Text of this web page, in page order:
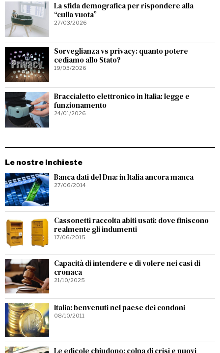
La sfida demografica per rispondere alla
“culla vuota”
27/03/2026
Sorveglianza vs privacy: quanto potere
cediamo allo Stato?
19/03/2026
Braccialetto elettronico in Italia: legge e
funzionamento
24/01/2026
Le nostre Inchieste
Banca dati del Dna: in Italia ancora manca
27/06/2014
Cassonetti raccolta abiti usati: dove finiscono
realmente gli indumenti
17/06/2015
Capacità di intendere e di volere nei casi di
cronaca
21/10/2025
Italia: benvenuti nel paese dei condoni
08/10/2011
Le edicole chiudono: colpa di crisi e nuovi